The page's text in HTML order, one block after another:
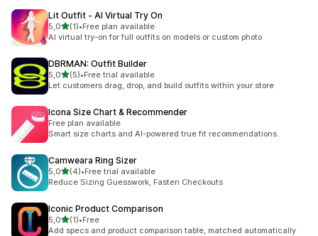
Lit Outfit ‑ AI Virtual Try On
5,0/ 5 tähteä
(1)
1 arvostelua yhteensä
•Free plan available
AI virtual try-on for full outfits on models or custom photo
DBRMAN: Outfit Builder
5,0/ 5 tähteä
(5)
5 arvostelua yhteensä
•Free trial available
Let customers drag, drop, and build outfits within your store
Icona Size Chart & Recommender
Free plan available
Smart size charts and AI-powered true fit recommendations.
Camweara Ring Sizer
5,0/ 5 tähteä
(4)
4 arvostelua yhteensä
•Free trial available
Reduce Sizing Guesswork, Fasten Checkouts
Iconic Product Comparison
5,0/ 5 tähteä
(1)
1 arvostelua yhteensä
•Free
Add specs and product comparison table, matched automatically